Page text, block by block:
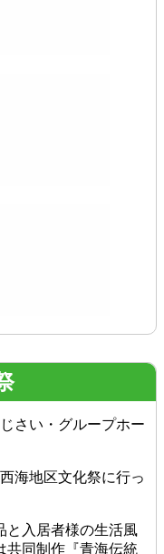
さい・グループホー
海地区文化祭に行っ
と入居者様の生活風
共同制作『青海伝統